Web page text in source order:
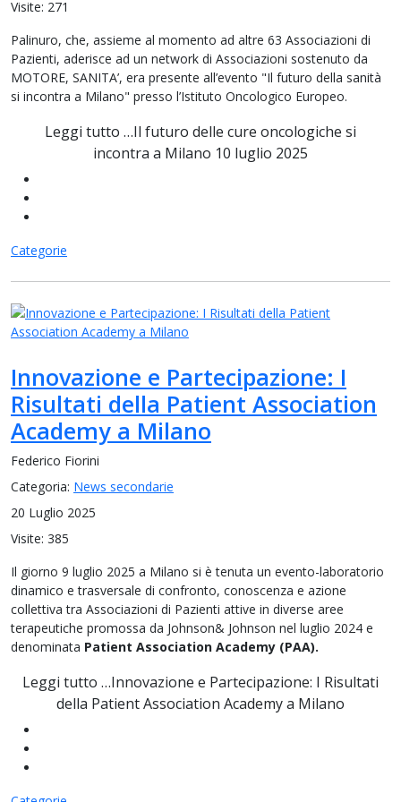
Visite: 271
Palinuro, che, assieme al momento ad altre 63 Associazioni di
Pazienti, aderisce ad un network di Associazioni sostenuto da
MOTORE, SANITA’, era presente all’evento "Il futuro della sanità
si incontra a Milano" presso l’Istituto Oncologico Europeo.
Leggi tutto …Il futuro delle cure oncologiche si
incontra a Milano 10 luglio 2025
Categorie
Innovazione e Partecipazione: I
Risultati della Patient Association
Academy a Milano
Federico Fiorini
Categoria: News secondarie
20 Luglio 2025
Visite: 385
Il giorno 9 luglio 2025 a Milano si è tenuta un evento-laboratorio
dinamico e trasversale di confronto, conoscenza e azione
collettiva tra Associazioni di Pazienti attive in diverse aree
terapeutiche promossa da Johnson& Johnson nel luglio 2024 e
denominata Patient Association Academy (PAA).
Leggi tutto …Innovazione e Partecipazione: I Risultati
della Patient Association Academy a Milano